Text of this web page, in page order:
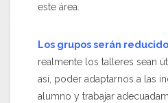
este área.
Los grupos serán
realmente los talleres sean
así, poder adaptarnos a las
alumno y trabajar